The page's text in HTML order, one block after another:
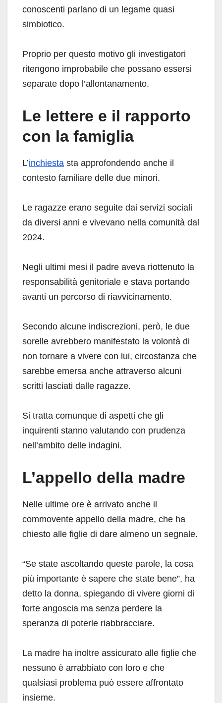
conoscenti parlano di un legame quasi
simbiotico.
Proprio per questo motivo gli investigatori
ritengono improbabile che possano essersi
separate dopo l’allontanamento.
Le lettere e il rapporto
con la famiglia
L’inchiesta sta approfondendo anche il
contesto familiare delle due minori.
Le ragazze erano seguite dai servizi sociali
da diversi anni e vivevano nella comunità dal
2024.
Negli ultimi mesi il padre aveva riottenuto la
responsabilità genitoriale e stava portando
avanti un percorso di riavvicinamento.
Secondo alcune indiscrezioni, però, le due
sorelle avrebbero manifestato la volontà di
non tornare a vivere con lui, circostanza che
sarebbe emersa anche attraverso alcuni
scritti lasciati dalle ragazze.
Si tratta comunque di aspetti che gli
inquirenti stanno valutando con prudenza
nell’ambito delle indagini.
L’appello della madre
Nelle ultime ore è arrivato anche il
commovente appello della madre, che ha
chiesto alle figlie di dare almeno un segnale.
“Se state ascoltando queste parole, la cosa
più importante è sapere che state bene”, ha
detto la donna, spiegando di vivere giorni di
forte angoscia ma senza perdere la
speranza di poterle riabbracciare.
La madre ha inoltre assicurato alle figlie che
nessuno è arrabbiato con loro e che
qualsiasi problema può essere affrontato
insieme.